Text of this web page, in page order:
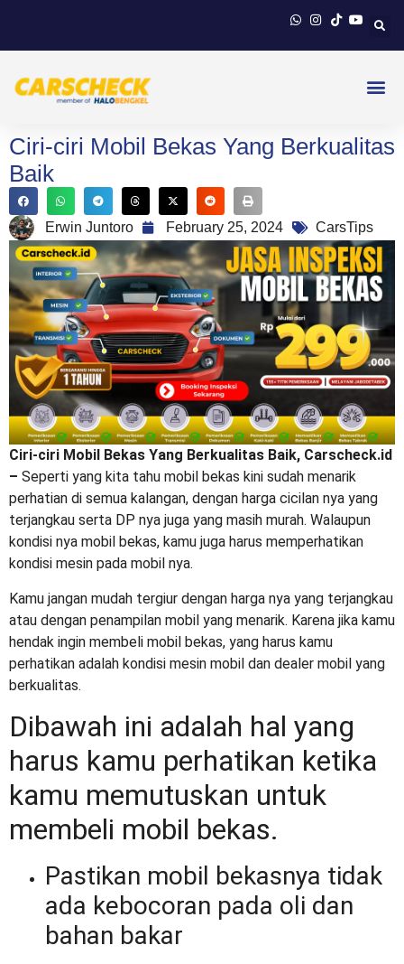
Ciri-ciri Mobil Bekas Yang Berkualitas
Baik
Erwin Juntoro February 25, 2024 CarsTips
Ciri-ciri Mobil Bekas Yang Berkualitas Baik, Carscheck.id
– Seperti yang kita tahu mobil bekas kini sudah menarik
perhatian di semua kalangan, dengan harga cicilan nya yang
terjangkau serta DP nya juga yang masih murah. Walaupun
kondisi nya mobil bekas, kamu juga harus memperhatikan
kondisi mesin pada mobil nya.
Kamu jangan mudah tergiur dengan harga nya yang terjangkau
atau dengan penampilan mobil yang menarik. Karena jika kamu
hendak ingin membeli mobil bekas, yang harus kamu
perhatikan adalah kondisi mesin mobil dan dealer mobil yang
berkualitas.
Dibawah ini adalah hal yang
harus kamu perhatikan ketika
kamu memutuskan untuk
membeli mobil bekas.
Pastikan mobil bekasnya tidak
ada kebocoran pada oli dan
bahan bakar